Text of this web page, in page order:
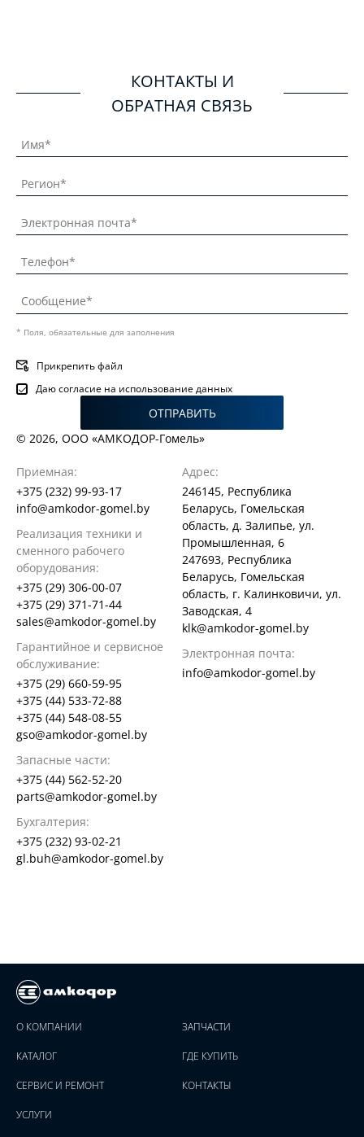
КОНТАКТЫ И
ОБРАТНАЯ СВЯЗЬ
* Поля, обязательные для заполнения
Прикрепить файл
Даю согласие на использование данных
ОТПРАВИТЬ
© 2026, ООО «АМКОДОР-Гомель»
Приемная:
+375 (232) 99-93-17
info@amkodor-gomel.by
Реализация техники и
сменного рабочего
оборудования:
+375 (29) 306-00-07
+375 (29) 371-71-44
sales@amkodor-gomel.by
Гарантийное и сервисное
обслуживание:
+375 (29) 660-59-95
+375 (44) 533-72-88
+375 (44) 548-08-55
gso@amkodor-gomel.by
Запасные части:
+375 (44) 562-52-20
parts@amkodor-gomel.by
Бухгалтерия:
+375 (232) 93-02-21
gl.buh@amkodor-gomel.by
Адрес:
246145, Республика
Беларусь, Гомельская
область, д. Залипье, ул.
Промышленная, 6
247693, Республика
Беларусь, Гомельская
область, г. Калинковичи, ул.
Заводская, 4
klk@amkodor-gomel.by
Электронная почта:
info@amkodor-gomel.by
О КОМПАНИИ
КАТАЛОГ
СЕРВИС И РЕМОНТ
УСЛУГИ
ЗАПЧАСТИ
ГДЕ КУПИТЬ
КОНТАКТЫ